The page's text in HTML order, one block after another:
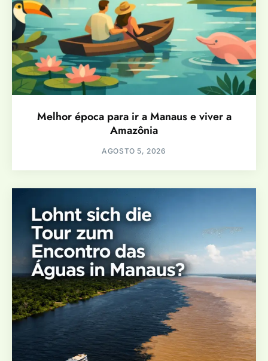
Melhor época para ir a Manaus e viver a
Amazônia
AGOSTO 5, 2026